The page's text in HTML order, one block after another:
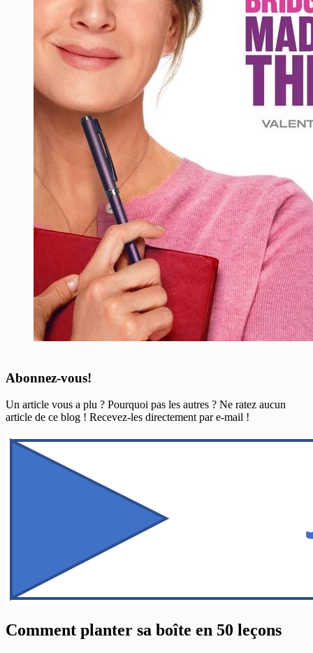
Abonnez-vous!
Un article vous a plu ? Pourquoi pas les autres ? Ne ratez aucun
article de ce blog ! Recevez-les directement par e-mail !
Comment planter sa boîte en 50 leçons